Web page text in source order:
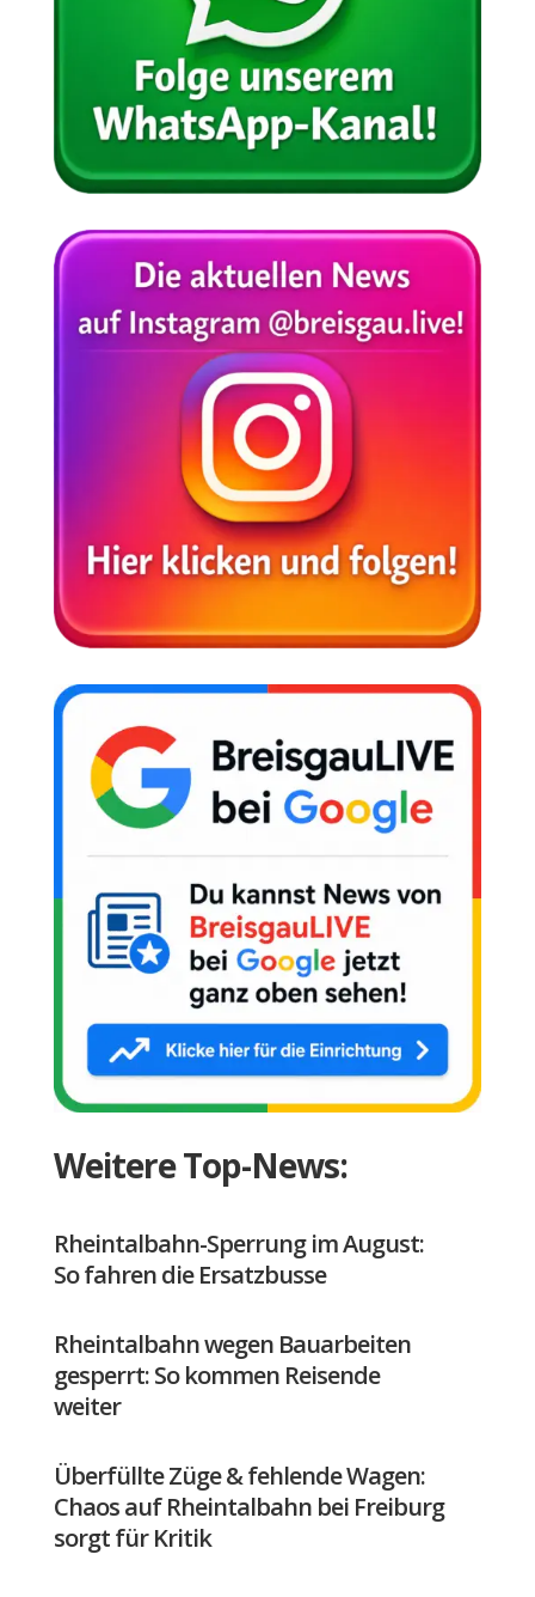
Weitere Top-News:
Rheintalbahn-Sperrung im August:
So fahren die Ersatzbusse
Rheintalbahn wegen Bauarbeiten
gesperrt: So kommen Reisende
weiter
Überfüllte Züge & fehlende Wagen:
Chaos auf Rheintalbahn bei Freiburg
sorgt für Kritik